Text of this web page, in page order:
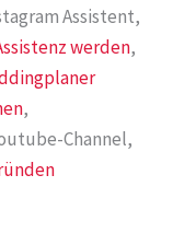
Assistent,
werden,
,
Channel,